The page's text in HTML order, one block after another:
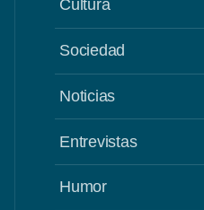
Cultura
Sociedad
Noticias
Entrevistas
Humor